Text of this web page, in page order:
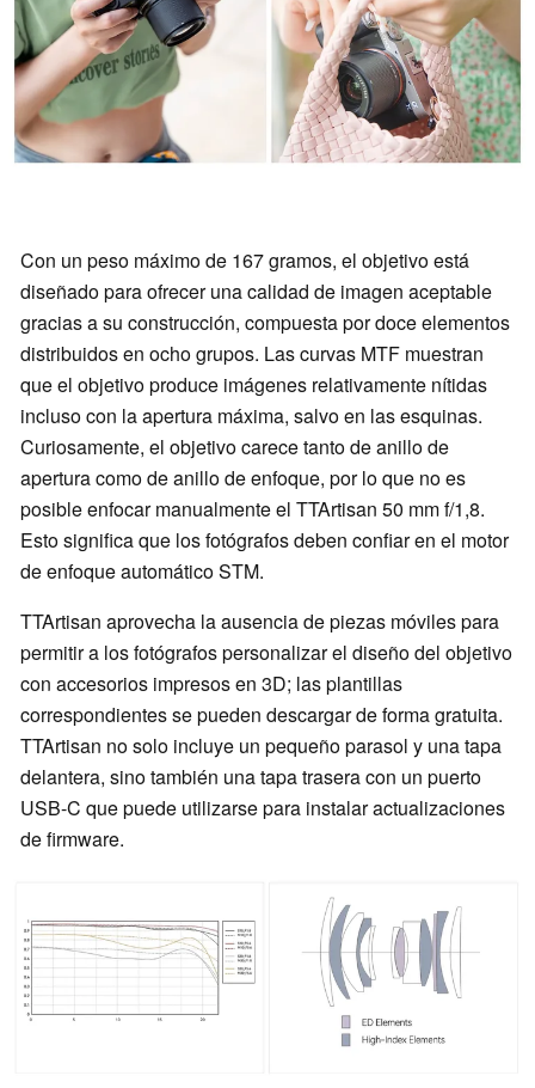
Con un peso máximo de 167 gramos, el objetivo está
diseñado para ofrecer una calidad de imagen aceptable
gracias a su construcción, compuesta por doce elementos
distribuidos en ocho grupos. Las curvas MTF muestran
que el objetivo produce imágenes relativamente nítidas
incluso con la apertura máxima, salvo en las esquinas.
Curiosamente, el objetivo carece tanto de anillo de
apertura como de anillo de enfoque, por lo que no es
posible enfocar manualmente el TTArtisan 50 mm f/1,8.
Esto significa que los fotógrafos deben confiar en el motor
de enfoque automático STM.
TTArtisan aprovecha la ausencia de piezas móviles para
permitir a los fotógrafos personalizar el diseño del objetivo
con accesorios impresos en 3D; las plantillas
correspondientes se pueden descargar de forma gratuita.
TTArtisan no solo incluye un pequeño parasol y una tapa
delantera, sino también una tapa trasera con un puerto
USB-C que puede utilizarse para instalar actualizaciones
de firmware.